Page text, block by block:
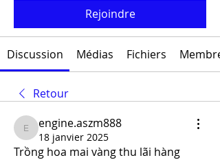
Rejoindre
Discussion Médias Fichiers
Retour
engine.aszm888
engine.aszm888
18 janvier 2025
Trồng hoa mai vàng thu lãi hàng